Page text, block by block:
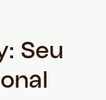
Seu